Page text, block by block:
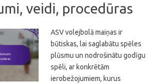
veidi, procedūras
ASV volejbolā maiņas ir
būtiskas, lai saglabātu spēles
plūsmu un nodrošinātu godīgu
spēli, ar konkrētām
ierobežojumiem, kurus